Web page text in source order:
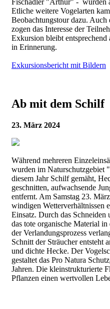
Etliche weitere Vogelarten
Beobachtungstour dazu. Auch
zogen das Interesse der
Exkursion bleibt entsprechend
in Erinnerung.
Exkursionsbericht mit Bildern
Ab mit dem Schilf
23. März 2024
Während mehreren
wurden im Naturschutzgebiet
diesem Jahr Schilf gemäht,
geschnitten, aufwachsende
entfernt. Am Samstag 23.
windigen Wetterverhältnissen
Einsatz. Durch das
das tote organische Material
der Verlandungsprozess
Schnitt der Sträucher entsteht
und dichte Hecke. Der
gestaltet das Pro Natura
Jahren. Die kleinstrukturierte
Pflanzen einen wertvollen